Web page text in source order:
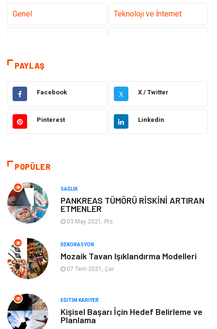
Genel Teknoloji ve İnternet
Dekorasyon
Hukuk Elektrik & Elektronik
Giyim Makine
Otomotiv
Keyif ve Hobi
Moda
Anne Çocuk
Aksesuar Genel Kültür
Spor Müzik
PAYLAŞ
Facebook X X / Twitter
Pinterest Linkedin
POPÜLER
SAĞLIK
PANKREAS TÜMÖRÜ RİSKİNİ ARTIRAN
ETMENLER
03 May 2021, Pts
DEKORASYON
Mozaik Tavan Işıklandırma Modelleri
07 Tem 2021, Çar
EĞITIM KARIYER
Kişisel Başarı İçin Hedef Belirleme ve
Planlama